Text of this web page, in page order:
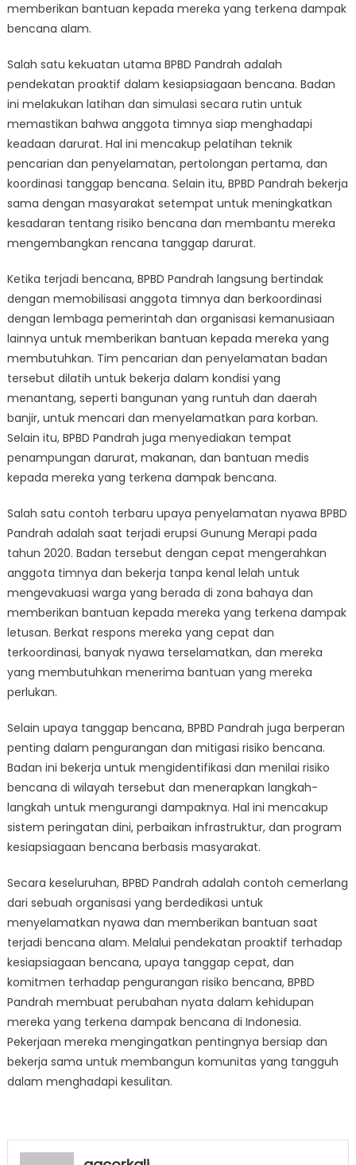
memberikan bantuan kepada mereka yang terkena dampak
bencana alam.
Salah satu kekuatan utama BPBD Pandrah adalah
pendekatan proaktif dalam kesiapsiagaan bencana. Badan
ini melakukan latihan dan simulasi secara rutin untuk
memastikan bahwa anggota timnya siap menghadapi
keadaan darurat. Hal ini mencakup pelatihan teknik
pencarian dan penyelamatan, pertolongan pertama, dan
koordinasi tanggap bencana. Selain itu, BPBD Pandrah bekerja
sama dengan masyarakat setempat untuk meningkatkan
kesadaran tentang risiko bencana dan membantu mereka
mengembangkan rencana tanggap darurat.
Ketika terjadi bencana, BPBD Pandrah langsung bertindak
dengan memobilisasi anggota timnya dan berkoordinasi
dengan lembaga pemerintah dan organisasi kemanusiaan
lainnya untuk memberikan bantuan kepada mereka yang
membutuhkan. Tim pencarian dan penyelamatan badan
tersebut dilatih untuk bekerja dalam kondisi yang
menantang, seperti bangunan yang runtuh dan daerah
banjir, untuk mencari dan menyelamatkan para korban.
Selain itu, BPBD Pandrah juga menyediakan tempat
penampungan darurat, makanan, dan bantuan medis
kepada mereka yang terkena dampak bencana.
Salah satu contoh terbaru upaya penyelamatan nyawa BPBD
Pandrah adalah saat terjadi erupsi Gunung Merapi pada
tahun 2020. Badan tersebut dengan cepat mengerahkan
anggota timnya dan bekerja tanpa kenal lelah untuk
mengevakuasi warga yang berada di zona bahaya dan
memberikan bantuan kepada mereka yang terkena dampak
letusan. Berkat respons mereka yang cepat dan
terkoordinasi, banyak nyawa terselamatkan, dan mereka
yang membutuhkan menerima bantuan yang mereka
perlukan.
Selain upaya tanggap bencana, BPBD Pandrah juga berperan
penting dalam pengurangan dan mitigasi risiko bencana.
Badan ini bekerja untuk mengidentifikasi dan menilai risiko
bencana di wilayah tersebut dan menerapkan langkah-
langkah untuk mengurangi dampaknya. Hal ini mencakup
sistem peringatan dini, perbaikan infrastruktur, dan program
kesiapsiagaan bencana berbasis masyarakat.
Secara keseluruhan, BPBD Pandrah adalah contoh cemerlang
dari sebuah organisasi yang berdedikasi untuk
menyelamatkan nyawa dan memberikan bantuan saat
terjadi bencana alam. Melalui pendekatan proaktif terhadap
kesiapsiagaan bencana, upaya tanggap cepat, dan
komitmen terhadap pengurangan risiko bencana, BPBD
Pandrah membuat perubahan nyata dalam kehidupan
mereka yang terkena dampak bencana di Indonesia.
Pekerjaan mereka mengingatkan pentingnya bersiap dan
bekerja sama untuk membangun komunitas yang tangguh
dalam menghadapi kesulitan.